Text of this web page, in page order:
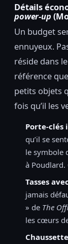
Détails
power-up
Un budget
ennuyeux.
réside dans
référence
petits objets
fois qu’il les
Porte-clés
qu’il se
le symbole
à Poudlard.
Tasses
jamais
» de The
les cœurs